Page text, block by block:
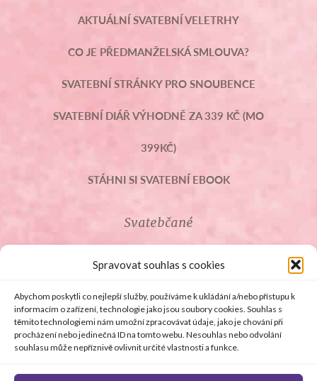
Spravovat souhlas s cookies
Abychom poskytli co nejlepší služby, používáme k ukládání a/nebo přístupu k
informacím o zařízení, technologie jako jsou soubory cookies. Souhlas s
těmito technologiemi nám umožní zpracovávat údaje, jako je chování při
procházení nebo jedinečná ID na tomto webu. Nesouhlas nebo odvolání
souhlasu může nepříznivě ovlivnit určité vlastnosti a funkce.
AKTUÁLNÍ SVATEBNÍ VELETRHY
CO JE PŘEDMANŽELSKÁ SMLOUVA?
SVATEBNÍ STRÁNKY PRO SNOUBENCE
SVATEBNÍ DIÁŘ VÝHODNĚ ZA 339 KČ (MO
399KČ)
STÁHNI SI SVATEBNÍ EBOOK
Svatebčané
ROZCESTNÍK PRO SVATEBČANY
SVATEBNÍ PROSLOVY
SVATEBNÍ DARY